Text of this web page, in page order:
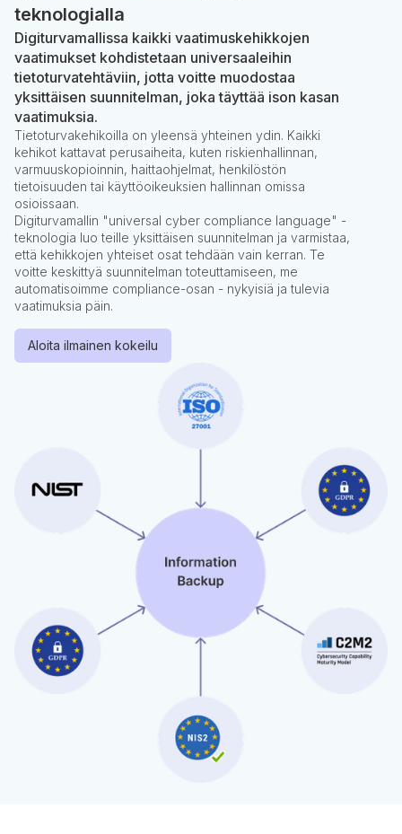
teknologialla
Digiturvamallissa kaikki vaatimuskehikkojen
vaatimukset kohdistetaan universaaleihin
tietoturvatehtäviin, jotta voitte muodostaa
yksittäisen suunnitelman, joka täyttää ison kasan
vaatimuksia.
Tietoturvakehikoilla on yleensä yhteinen ydin. Kaikki
kehikot kattavat perusaiheita, kuten riskienhallinnan,
varmuuskopioinnin, haittaohjelmat, henkilöstön
tietoisuuden tai käyttöoikeuksien hallinnan omissa
osioissaan.
Digiturvamallin "universal cyber compliance language" -
teknologia luo teille yksittäisen suunnitelman ja varmistaa,
että kehikkojen yhteiset osat tehdään vain kerran. Te
voitte keskittyä suunnitelman toteuttamiseen, me
automatisoimme compliance-osan - nykyisiä ja tulevia
vaatimuksia päin.
Aloita ilmainen kokeilu